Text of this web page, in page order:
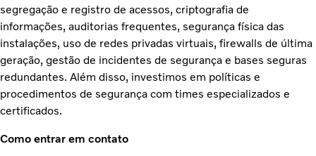
segregação e registro de acessos, criptografia de
informações, auditorias frequentes, segurança física das
instalações, uso de redes privadas virtuais, firewalls de última
geração, gestão de incidentes de segurança e bases seguras
redundantes. Além disso, investimos em políticas e
procedimentos de segurança com times especializados e
certificados.
Como entrar em contato